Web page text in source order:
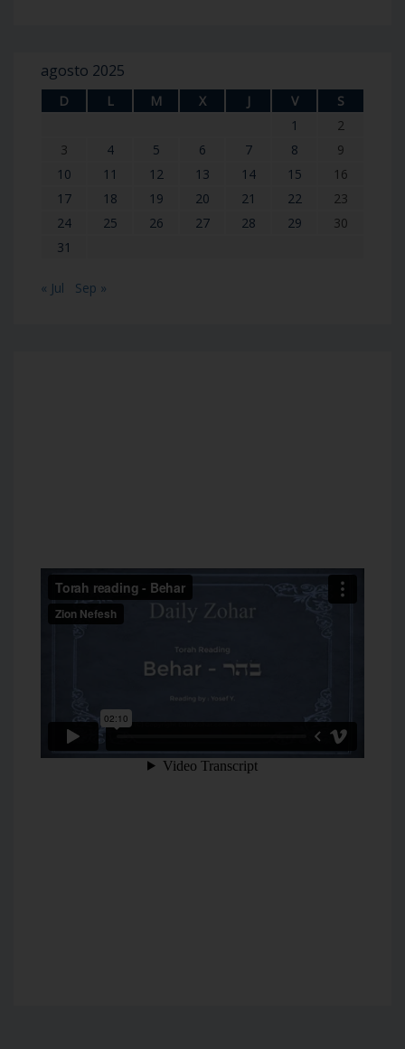
agosto 2025
D L M X J V
S
1
2
3
4 5 6 7 8
9
10
11 12 13 14 15
16
17
18 19 20 21 22
23
24
25 26 27 28 29
30
31
« Jul Sep »